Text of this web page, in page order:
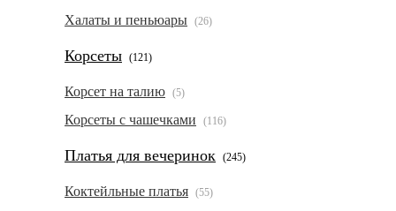
Халаты и пеньюары (26)
Корсеты (121)
Корсет на талию (5)
Корсеты с чашечками (116)
Платья для вечеринок (245)
Коктейльные платья (55)